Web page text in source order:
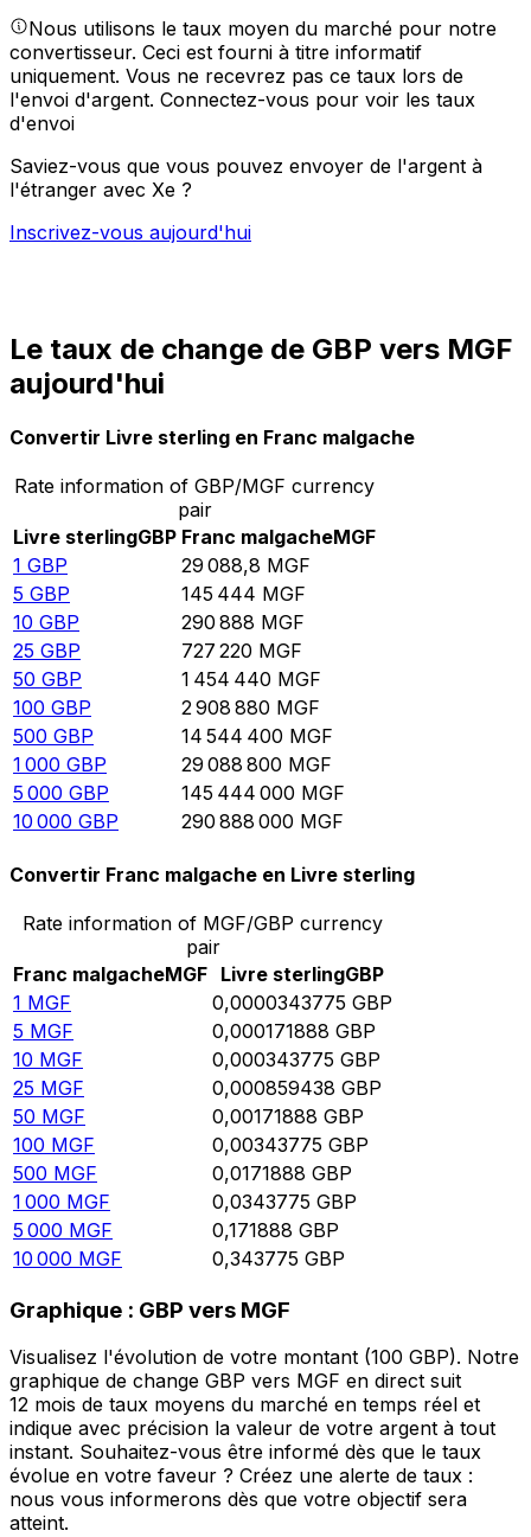
Nous utilisons le taux moyen du marché pour notre
convertisseur. Ceci est fourni à titre informatif
uniquement. Vous ne recevrez pas ce taux lors de
l'envoi d'argent. Connectez-vous pour voir les taux
d'envoi
Saviez-vous que vous pouvez envoyer de l'argent à
l'étranger avec Xe ?
Inscrivez-vous aujourd'hui
Le taux de change de GBP vers MGF
aujourd'hui
Convertir Livre sterling en Franc malgache
Rate information of GBP/MGF currency
pair
Livre sterlingGBP Franc malgacheMGF
1 GBP 29 088,8 MGF
5 GBP 145 444 MGF
10 GBP 290 888 MGF
25 GBP 727 220 MGF
50 GBP 1 454 440 MGF
100 GBP 2 908 880 MGF
500 GBP 14 544 400 MGF
1 000 GBP 29 088 800 MGF
5 000 GBP 145 444 000 MGF
10 000 GBP 290 888 000 MGF
Convertir Franc malgache en Livre sterling
Rate information of MGF/GBP currency
pair
Franc malgacheMGF Livre sterlingGBP
1 MGF 0,0000343775 GBP
5 MGF 0,000171888 GBP
10 MGF 0,000343775 GBP
25 MGF 0,000859438 GBP
50 MGF 0,00171888 GBP
100 MGF 0,00343775 GBP
500 MGF 0,0171888 GBP
1 000 MGF 0,0343775 GBP
5 000 MGF 0,171888 GBP
10 000 MGF 0,343775 GBP
Graphique : GBP vers MGF
Visualisez l'évolution de votre montant (100 GBP). Notre
graphique de change GBP vers MGF en direct suit
12 mois de taux moyens du marché en temps réel et
indique avec précision la valeur de votre argent à tout
instant. Souhaitez-vous être informé dès que le taux
évolue en votre faveur ? Créez une alerte de taux :
nous vous informerons dès que votre objectif sera
atteint.